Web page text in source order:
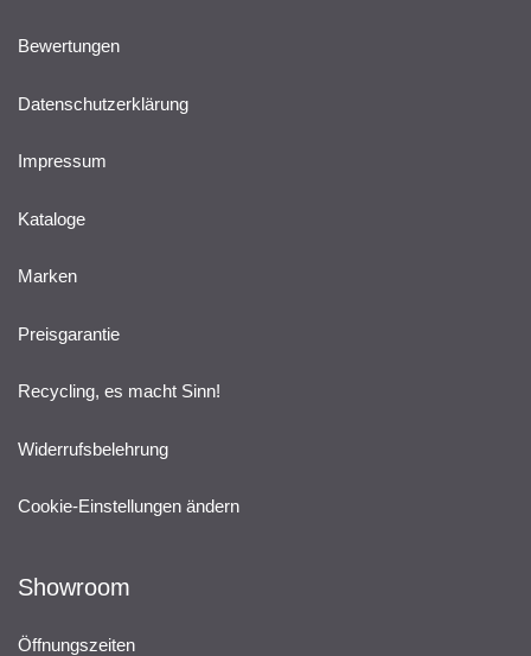
Bewertungen
Datenschutzerklärung
Impressum
Kataloge
Marken
Preisgarantie
Recycling, es macht Sinn!
Widerrufsbelehrung
Cookie-Einstellungen ändern
Showroom
Öffnungszeiten